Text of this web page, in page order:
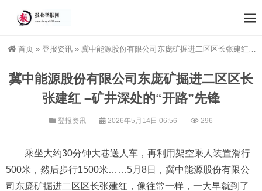
首页 » 登报资讯 » 冀中能源股份有限公司东庞矿掘进二区区长张建红 –矿井深处的“开路”先锋
冀中能源股份有限公司东庞矿掘进二区区长
张建红 –矿井深处的“开路”先锋
登报资讯 2026年5月14日 06:56 296
乘坐大约30分钟大巷送人车，再利用架空乘人装置滑行
500米，然后步行1500米……5月8日，冀中能源股份有限公
司东庞矿掘进二区区长张建红，像往常一样，一大早就到了